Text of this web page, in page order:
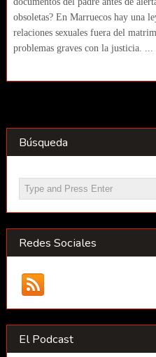
obsoletas? En Marruecos hay una
relaciones sexuales fuera del
problemas graves con la justicia. ...
Búsqueda
Redes Sociales
El Podcast